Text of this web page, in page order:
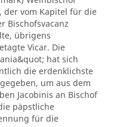
der vom Kapitel für die
Bischofsvacanz
übrigens
Vicar. Die
hat sich
die erdenklichste
um aus dem
Jacobinis an Bischof
päpstliche
für die